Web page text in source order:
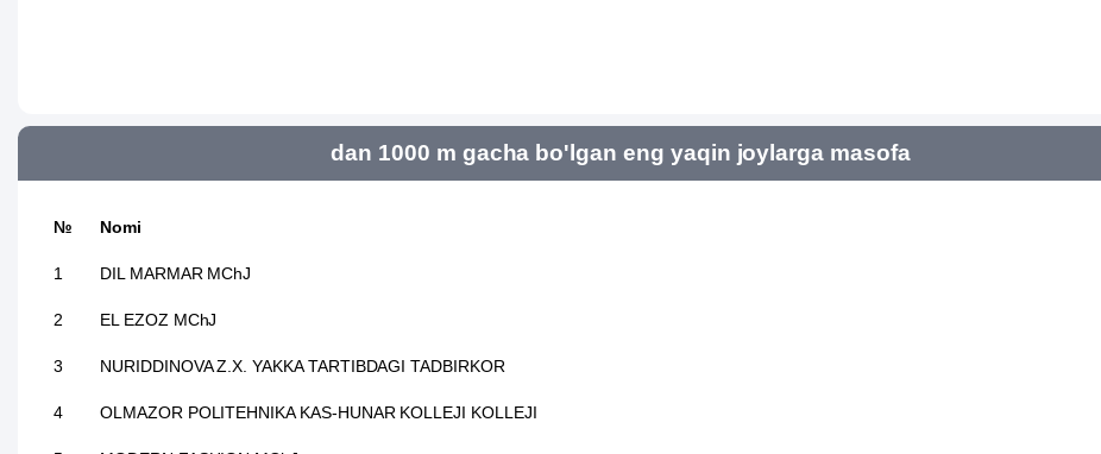
dan 1000 m gacha bo'lgan eng yaqin joylarga masofa
№ Nomi
1 DIL MARMAR MChJ
2 EL EZOZ MChJ
3 NURIDDINOVA Z.X. YAKKA TARTIBDAGI TADBIRKOR
4 OLMAZOR POLITEHNIKA KAS-HUNAR KOLLEJI KOLLEJI